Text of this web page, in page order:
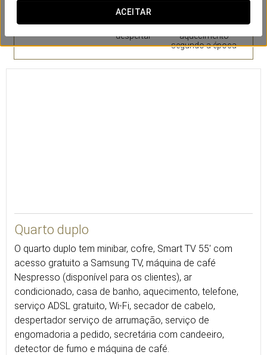
ACEITAR
Cofre
Serviço de
despertar
Ar ou
aquecimento
segundo a época
Quarto duplo
O quarto duplo tem minibar, cofre, Smart TV 55' com
acesso gratuito a Samsung TV, máquina de café
Nespresso (disponível para os clientes), ar
condicionado, casa de banho, aquecimento, telefone,
serviço ADSL gratuito, Wi-Fi, secador de cabelo,
despertador serviço de arrumação, serviço de
engomadoria a pedido, secretária com candeeiro,
detector de fumo e máquina de café.